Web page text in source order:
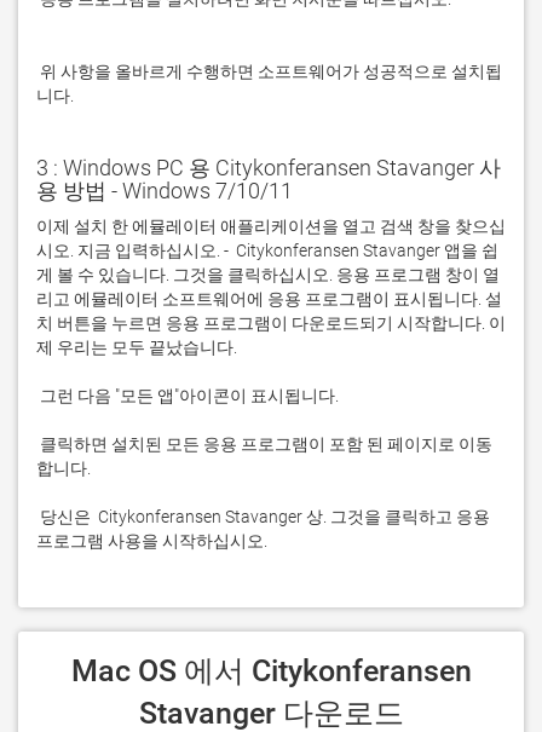
니다.
3 : Windows PC 용 Citykonferansen Stavanger 사
용 방법 - Windows 7/10/11
이제 설치 한 에뮬레이터 애플리케이션을 열고 검색 창을 찾으십
시오. 지금 입력하십시오. -  Citykonferansen Stavanger 앱을 쉽
게 볼 수 있습니다. 그것을 클릭하십시오. 응용 프로그램 창이 열
리고 에뮬레이터 소프트웨어에 응용 프로그램이 표시됩니다. 설
치 버튼을 누르면 응용 프로그램이 다운로드되기 시작합니다. 이
프로그램 사용을 시작하십시오.
Stavanger 다운로드